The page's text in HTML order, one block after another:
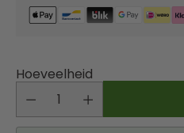
Hoeveelheid